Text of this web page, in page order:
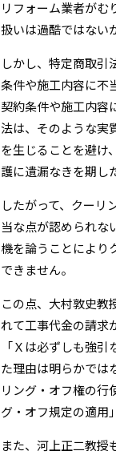
リフォーム業者がむ
扱いは過酷ではない
しかし、特定商取引
条件や施工内容に不
契約条件や施工内容
法は、そのような実
を生じることを避け
護に遺漏なきを期し
したがって、クーリ
当な点が認められな
機を論うことにより
できません。
この点、大村敦史教
れて工事代金の請求
「Ｘは必ずしも強
た理由は明らかでは
リング・オフ権の行
グ・オフ規定の適用
また、河上正二教授